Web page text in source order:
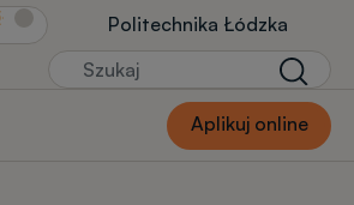
Link Str.głównej
Politechnika Łódzka
Szukaj
Aplikuj online